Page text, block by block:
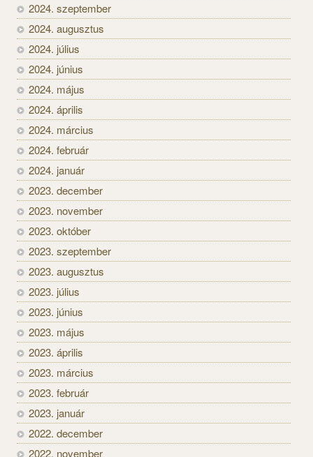
2024. szeptember
2024. augusztus
2024. július
2024. június
2024. május
2024. április
2024. március
2024. február
2024. január
2023. december
2023. november
2023. október
2023. szeptember
2023. augusztus
2023. július
2023. június
2023. május
2023. április
2023. március
2023. február
2023. január
2022. december
2022. november